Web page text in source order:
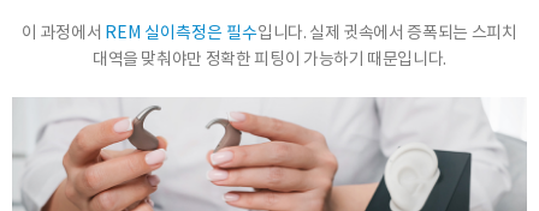
이 과정에서 REM 실이측정은 필수입니다. 실제 귓속에서 증폭되는 스피치
대역을 맞춰야만 정확한 피팅이 가능하기 때문입니다.
예약시간
분야
내용